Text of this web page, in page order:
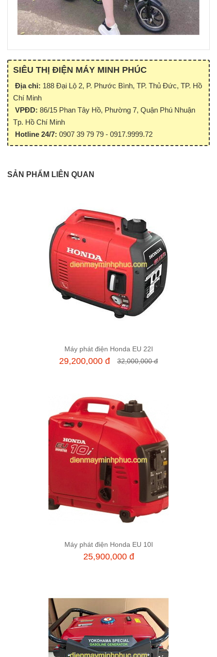
SIÊU THỊ ĐIỆN MÁY MINH PHÚC
Địa chỉ: 188 Đại Lộ 2, P. Phước Bình, TP. Thủ Đức, TP. Hồ
Chí Minh
VPĐD: 86/15 Phan Tây Hồ, Phường 7, Quận Phú Nhuận
Tp. Hồ Chí Minh
Hotline 24/7: 0907 39 79 79 - 0917.9999.72
SẢN PHẨM LIÊN QUAN
Thêm vào giỏ hàng
Máy phát điện Honda EU 22I
29,200,000 đ 32,000,000 đ
Thêm vào giỏ hàng
Máy phát điện Honda EU 10I
25,900,000 đ